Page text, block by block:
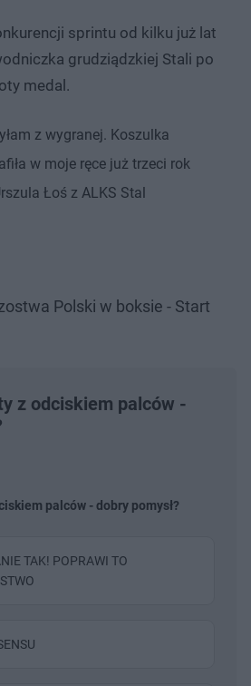
sprintu od kilku już lat
grudziądzkiej Stali po
medal.
z wygranej. Koszulka
w moje ręce już trzeci rok
Łoś z ALKS Stal
Polski w boksie - Start
z odciskiem palców -
palców - dobry pomysł?
TAK! POPRAWI TO